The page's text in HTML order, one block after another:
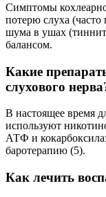
Симптомы
потерю слуха
шума в ушах
балансом.
Какие
слухового
В настоящее время
используют
АТФ и
баротерапию (5).
Как лечить